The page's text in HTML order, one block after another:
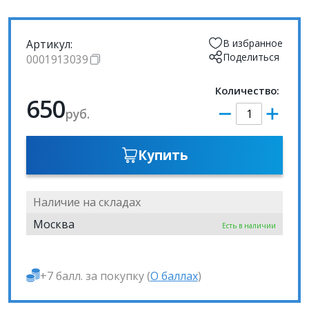
Артикул:
0001913039
В избранное
Поделиться
650руб.
Количество:
Купить
Наличие на складах
Москва
Есть в наличии
+7 балл. за покупку (О баллах)